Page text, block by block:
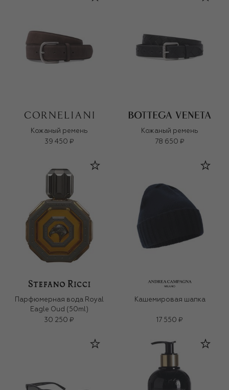
Кожаный ремень
39 450 ₽
Кожаный ремень
78 650 ₽
Парфюмерная вода Royal
Eagle Oud (50ml)
30 250 ₽
Кашемировая шапка
17 550 ₽